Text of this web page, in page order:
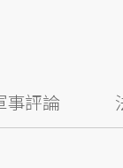
事評論